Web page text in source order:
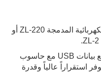
يمكن تزويدها إما بوحدة القياس الكهربائية المدمجة ZL-220 أو
يدمج نظام ZL-2 أحدث بطاقة جمع بيانات USB مع حاسوب
استقراراً عالياً وقدرة